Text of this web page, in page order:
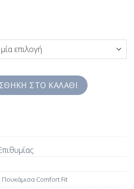
Μπλε Button Down Comfort Fit
ΣΤΟ ΚΑΛΆΘΙ
Πουκάμισα Comfort Fit